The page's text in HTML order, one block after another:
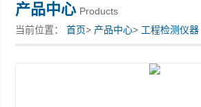
产品中心 Products
当前位置：首页> 产品中心> 工程检测仪器